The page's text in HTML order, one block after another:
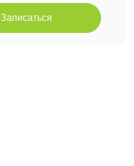
Записаться